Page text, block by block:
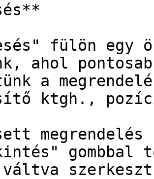
fülön egy
ahol
a
ktgh.,
megrendelés